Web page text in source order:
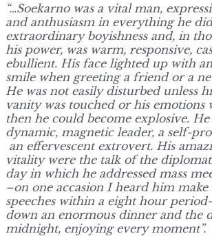
“…Soekarno was a vital man,
and anthusiasm in everything he
extraordinary boyishness and, in
his power, was warm, responsive,
ebullient. His face lighted up with
smile when greeting a friend or a
He was not easily disturbed unless
vanity was touched or his emotions
then he could become explosive.
dynamic, magnetic leader, a self-
an effervescent extrovert. His
vitality were the talk of the
day in which he addressed mass
–on one accasion I heard him
speeches within a eight hour
down an enormous dinner and the
midnight, enjoying every moment”.